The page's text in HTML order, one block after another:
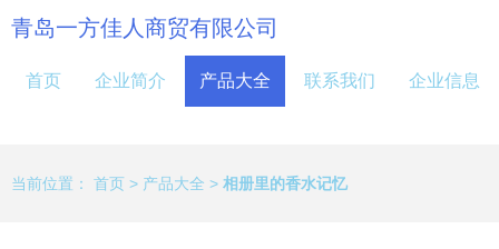
青岛一方佳人商贸有限公司
首页 企业简介 产品大全 联系我们 企业信息
当前位置： 首页 > 产品大全 > 相册里的香水记忆